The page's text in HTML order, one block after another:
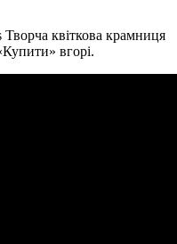
квіткова крамниця
вгорі.